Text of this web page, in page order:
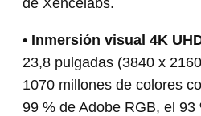
• Inmersión visual 4K
23,8 pulgadas (3840 x
1070 millones de colores
99 % de Adobe RGB, el